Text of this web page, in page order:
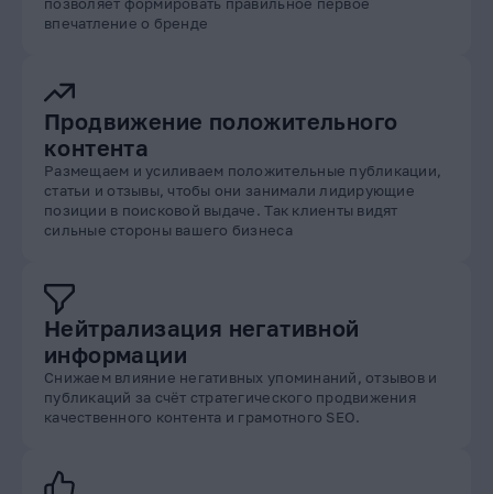
впечатление о бренде
Продвижение положительного
контента
Размещаем и усиливаем положительные публикации,
статьи и отзывы, чтобы они занимали лидирующие
позиции в поисковой выдаче. Так клиенты видят
сильные стороны вашего бизнеса
Нейтрализация негативной
информации
Снижаем влияние негативных упоминаний, отзывов и
публикаций за счёт стратегического продвижения
качественного контента и грамотного SEO.